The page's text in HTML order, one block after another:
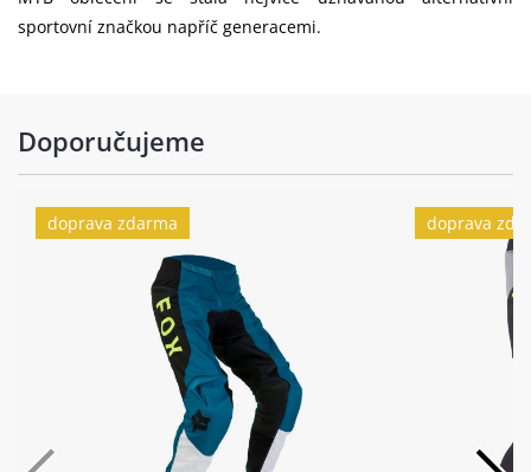
sportovní značkou napříč generacemi.
Doporučujeme
doprava zdarma doprava